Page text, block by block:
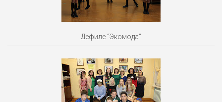
Дефиле “Экомода”